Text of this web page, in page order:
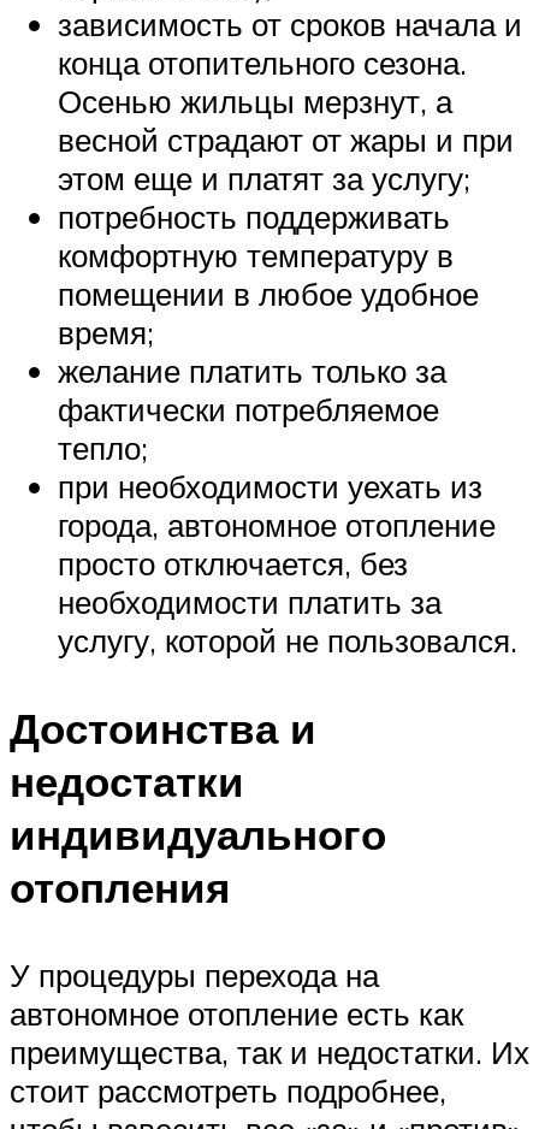
зависимость от сроков начала и
конца отопительного сезона.
Осенью жильцы мерзнут, а
весной страдают от жары и при
этом еще и платят за услугу;
потребность поддерживать
комфортную температуру в
помещении в любое удобное
время;
желание платить только за
фактически потребляемое
тепло;
при необходимости уехать из
города, автономное отопление
просто отключается, без
необходимости платить за
услугу, которой не пользовался.
Достоинства и
недостатки
индивидуального
отопления
У процедуры перехода на
автономное отопление есть как
преимущества, так и недостатки. Их
стоит рассмотреть подробнее,